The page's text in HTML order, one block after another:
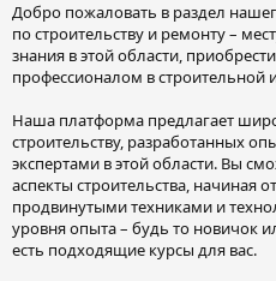
Добро пожаловать в раздел
по строительству и ремонту –
знания в этой области,
профессионалом в строительной
Наша платформа предлагает
строительству, разработанных
экспертами в этой области. Вы
аспекты строительства, начиная
продвинутыми техниками и
уровня опыта – будь то новичок
есть подходящие курсы для вас.